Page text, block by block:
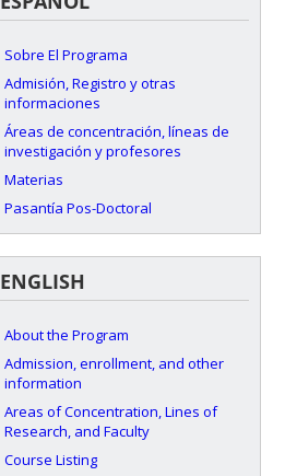
Sobre El Programa
Admisión, Registro y otras
informaciones
Áreas de concentración, líneas de
investigación y profesores
Materias
Pasantía Pos-Doctoral
ENGLISH
About the Program
Admission, enrollment, and other
information
Areas of Concentration, Lines of
Research, and Faculty
Course Listing